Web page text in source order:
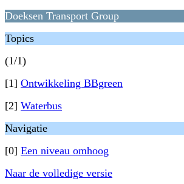
Doeksen Transport Group
Topics
(1/1)
[1] Ontwikkeling BBgreen
[2] Waterbus
Navigatie
[0] Een niveau omhoog
Naar de volledige versie